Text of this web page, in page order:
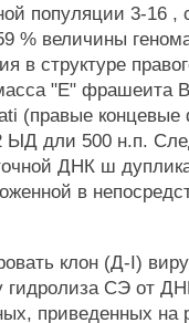
популяции 3-16 ,
% величины
в структуре
"Е" фрашеита
(правые
ЫД дли 500 н.п.
ДНК ш
в
клон (Д-I)
гидролиза СЭ от
приведенных на